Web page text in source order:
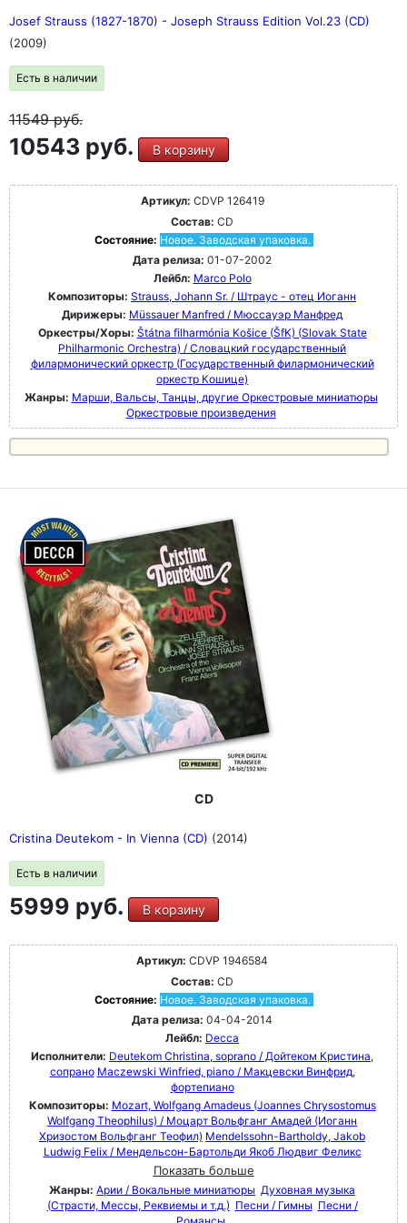
Josef Strauss (1827-1870) - Joseph Strauss Edition Vol.23 (CD)
(2009)
Есть в наличии
11549руб.
10543 руб. В корзину
Артикул: CDVP 126419
Состав: CD
Состояние: Новое. Заводская упаковка.
Дата релиза: 01-07-2002
Лейбл: Marco Polo
Композиторы: Strauss, Johann Sr. / Штраус - отец Иоганн
Дирижеры: Müssauer Manfred / Мюссауэр Манфред
Оркестры/Хоры: Štátna filharmónia Košice (ŠfK) (Slovak State
Philharmonic Orchestra) / Словацкий государственный
филармонический оркестр (Государственный филармонический
оркестр Кошице)
Жанры: Марши, Вальсы, Танцы, другие Оркестровые миниатюры
Оркестровые произведения
CD
Cristina Deutekom - In Vienna (CD) (2014)
Есть в наличии
5999 руб. В корзину
Артикул: CDVP 1946584
Состав: CD
Состояние: Новое. Заводская упаковка.
Дата релиза: 04-04-2014
Лейбл: Decca
Исполнители: Deutekom Christina, soprano / Дойтеком Кристина,
сопрано Maczewski Winfried, piano / Макцевски Винфрид,
фортепиано
Композиторы: Mozart, Wolfgang Amadeus (Joannes Chrysostomus
Wolfgang Theophilus) / Моцарт Вольфганг Амадей (Иоганн
Хризостом Вольфганг Теофил) Mendelssohn-Bartholdy, Jakob
Ludwig Felix / Мендельсон-Бартольди Якоб Людвиг Феликс
Показать больше
Жанры: Арии / Вокальные миниатюры Духовная музыка
(Страсти, Мессы, Реквиемы и т.д.) Песни / Гимны Песни /